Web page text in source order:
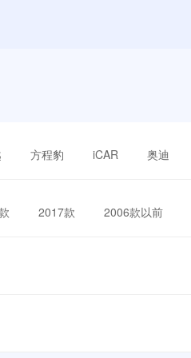
方程豹 iCAR 奥迪
2017款 2006款以前